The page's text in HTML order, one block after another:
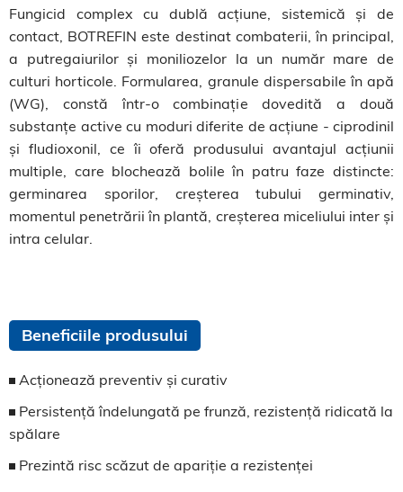
Fungicid complex cu dublă acțiune, sistemică și de
contact, BOTREFIN este destinat combaterii, în principal,
a putregaiurilor și moniliozelor la un număr mare de
culturi horticole. Formularea, granule dispersabile în apă
(WG), constă într-o combinație dovedită a două
substanțe active cu moduri diferite de acțiune - ciprodinil
și fludioxonil, ce îi oferă produsului avantajul acțiunii
multiple, care blochează bolile în patru faze distincte:
germinarea sporilor, creșterea tubului germinativ,
momentul penetrării în plantă, creșterea miceliului inter și
intra celular.
Beneficiile produsului
Acționează preventiv și curativ
Persistență îndelungată pe frunză, rezistență ridicată la
spălare
Prezintă risc scăzut de apariție a rezistenței